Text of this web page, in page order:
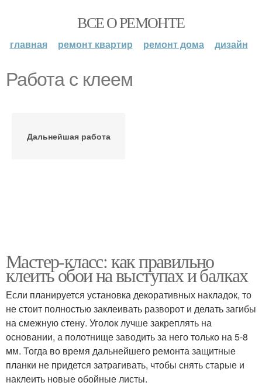
ВСЕ О РЕМОНТЕ
главная ремонт квартир ремонт дома дизайн
Работа с клеем
Дальнейшая работа
Мастер-класс: как правильно
клеить обои на выступах и балках
Если планируется установка декоративных накладок, то
не стоит полностью заклеивать разворот и делать загибы
на смежную стену. Уголок лучше закреплять на
основании, а полотнище заводить за него только на 5-8
мм. Тогда во время дальнейшего ремонта защитные
планки не придется затрагивать, чтобы снять старые и
наклеить новые обойные листы.